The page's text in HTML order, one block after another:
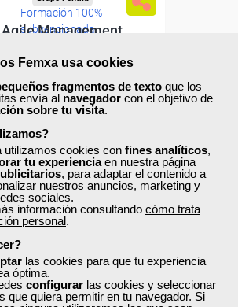
Femxa usa cookies
fragmentos de texto que los
envía al navegador con el objetivo de
sobre tu visita.
utilizamos cookies con fines analíticos,
tu experienciaen nuestra página
, para adaptar el contenido a
nuestros anuncios, marketing y
sociales.
información consultando cómo trata
personal.
las cookies para que tu experiencia
óptima.
configurar las cookies y seleccionar
que quiera permitir en tu navegador. Si
Formación 100%
subvencionada.
Para desempleados,
Sector
Agile Management
Curso Gratuito
60 horas
Online (toda España)
Ver curso
8 448